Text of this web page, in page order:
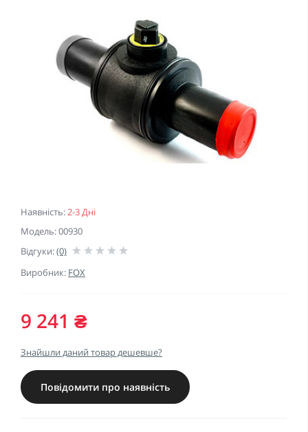
Наявність:2-3 Дні
Модель: 00930
Відгуки:(0)
Виробник: FOX
9 241 ₴
Знайшли даний товар дешевше?
Повідомити про наявність